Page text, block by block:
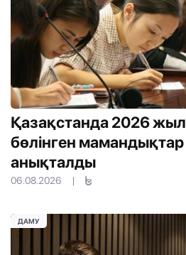
Қазақстанда 2026
бөлінген мамандықтар
анықталды
06.08.2026 |
ДАМУ